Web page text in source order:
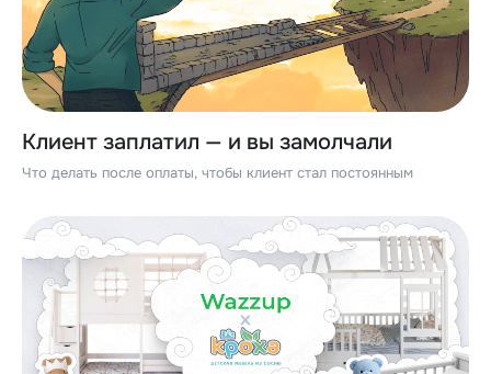
Клиент заплатил — и вы замолчали
Что делать после оплаты, чтобы клиент стал постоянным